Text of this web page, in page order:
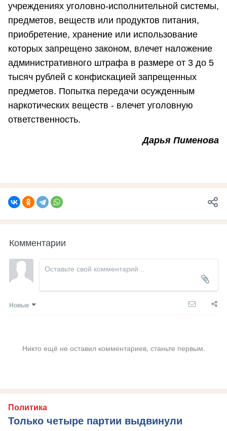
учреждениях уголовно-исполнительной системы,
предметов, веществ или продуктов питания,
приобретение, хранение или использование
которых запрещено законом, влечет наложение
административного штрафа в размере от 3 до 5
тысяч рублей с конфискацией запрещенных
предметов. Попытка передачи осужденным
наркотических веществ - влечет уголовную
ответственность.
Дарья Пименова
Комментарии
Новые
Никто ещё не оставил комментариев, станьте первым.
Политика
Только четыре партии выдвинули